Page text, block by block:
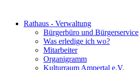
Rathaus - Verwaltung
Bürgerbüro und Bürgerservice
Was erledige ich wo?
Mitarbeiter
Organigramm
Kulturraum Ampertal e.V.